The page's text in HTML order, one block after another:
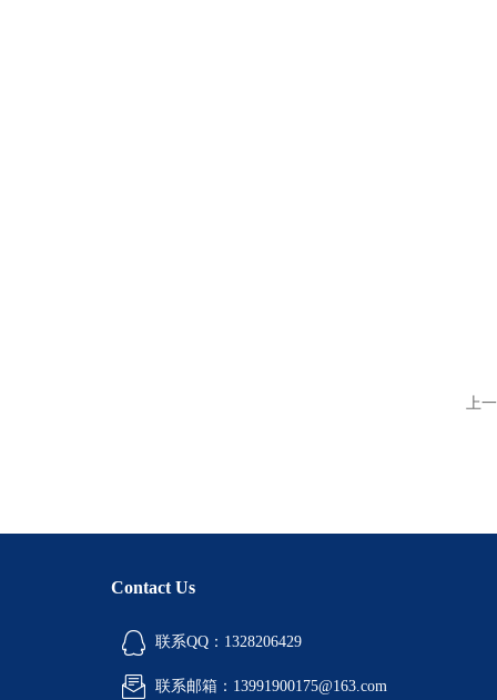
上
Contact Us
联系QQ：1328206429
联系邮箱：13991900175@163.com